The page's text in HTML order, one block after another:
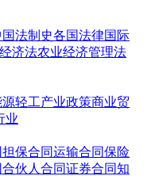
法制史各国法律国际
经济法农业经济管理法
源轻工产业政策商业贸
业
担保合同运输合同保险
合伙人合同证券合同知